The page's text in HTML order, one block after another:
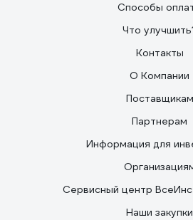
Способы
Что
Контакты
О Компании
Поставщикам
Партнерам
Информация для
Сервисный центр
Наши закупки